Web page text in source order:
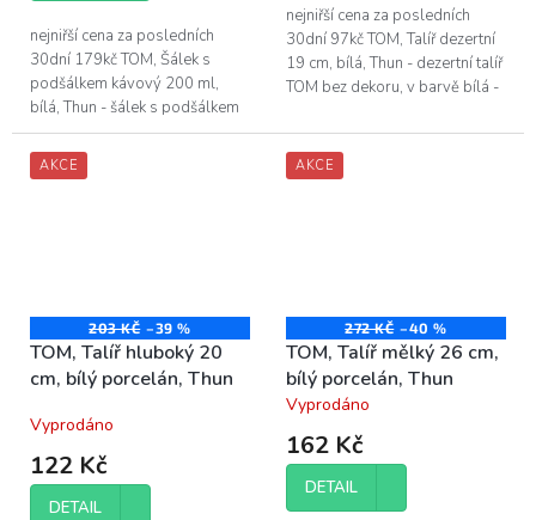
nejniřší cena za posledních
30dní 179kč TOM, Šálek s
podšálkem kávový 200 ml,
bílá, Thun - šálek s podšálkem
TOM bez dekoru, v barvě bílá -
objem šálku 200 ml - vyrobeno
z...
5
hvězdiček.
nejniřší cena za posledních
30dní 97kč TOM, Talíř dezertní
19 cm, bílá, Thun - dezertní talíř
TOM bez dekoru, v barvě bílá -
cm - vyrobeno z...
AKCE
203 KČ –39 %
TOM, Talíř hluboký 20
cm, bílý porcelán, Thun
Vyprodáno
122 Kč
DETAIL
AKCE
272 KČ –40 %
TOM, Talíř mělký 26 cm,
bílý porcelán, Thun
Průměrné
hodnocení
produktu
4,2
Vyprodáno
162 Kč
DETAIL